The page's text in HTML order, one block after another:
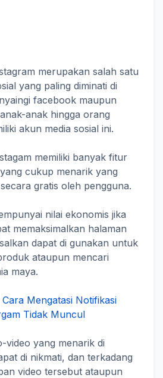
merupakan salah satu
yang paling diminati di
facebook maupun
anak hingga orang
akun media sosial ini.
memiliki banyak fitur
cukup menarik yang
gratis oleh pengguna.
nilai ekonomis jika
memaksimalkan halaman
dapat di gunakan untuk
ataupun mencari
maya.
Cara Mengatasi Notifikasi
Tidak Muncul
video yang menarik di
di nikmati, dan terkadang
video tersebut ataupun